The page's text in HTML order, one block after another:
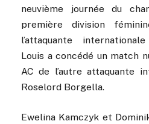
neuvième journée du
première division
l’attaquante
Louis a concédé un match
AC de l’autre attaquante
Roselord Borgella.
Ewelina Kamczyk et